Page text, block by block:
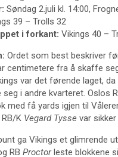
Søndag 2.juli kl. 14:00,
39 – Trolls 32
i forkant: Vikings 40 –
Ordet som best beskriver
centimetere fra å skaffe
var det førende laget,
seg i andre kvarteret. Oslos
med få yards igjen til
K Vegard Tysse var
ga Vikings et glimrende
RB Proctorleste blokkene